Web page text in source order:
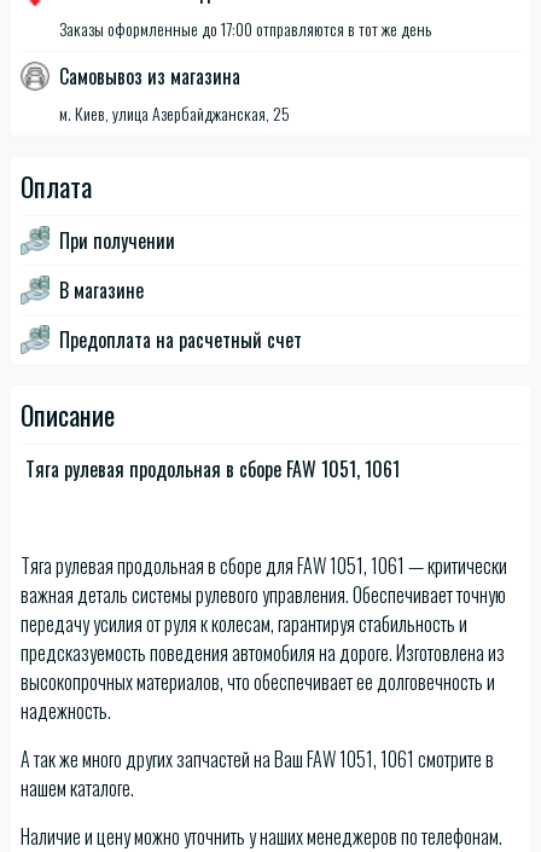
Заказы оформленные до 17:00 отправляются в тот же день
Самовывоз из магазина
м. Киев, улица Азербайджанская, 25
Оплата
При получении
В магазине
Предоплата на расчетный счет
Описание
Тяга рулевая продольная в сборе FAW 1051, 1061
Тяга рулевая продольная в сборе для FAW 1051, 1061 — критически
важная деталь системы рулевого управления. Обеспечивает точную
передачу усилия от руля к колесам, гарантируя стабильность и
предсказуемость поведения автомобиля на дороге. Изготовлена из
высокопрочных материалов, что обеспечивает ее долговечность и
надежность.
А так же много других запчастей на Ваш FAW 1051, 1061 смотрите в
нашем каталоге.
Наличие и цену можно уточнить у наших менеджеров по телефонам.